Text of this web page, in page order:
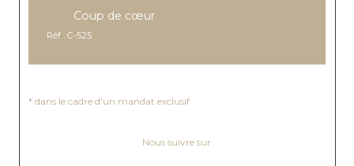
Coup de cœur
Réf : C-525
Nous suivre sur